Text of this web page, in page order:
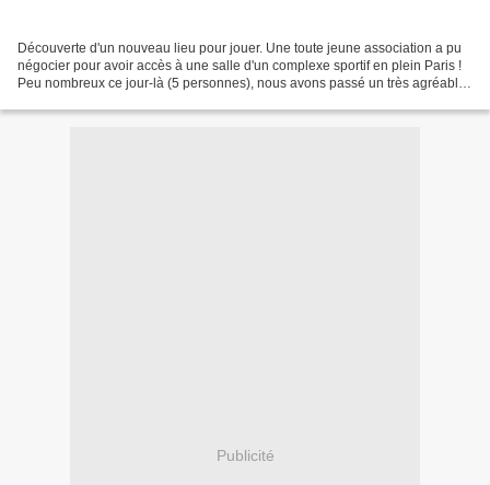
Découverte d'un nouveau lieu pour jouer. Une toute jeune association a pu
négocier pour avoir accès à une salle d'un complexe sportif en plein Paris !
Peu nombreux ce jour-là (5 personnes), nous avons passé un très agréable
Publicité